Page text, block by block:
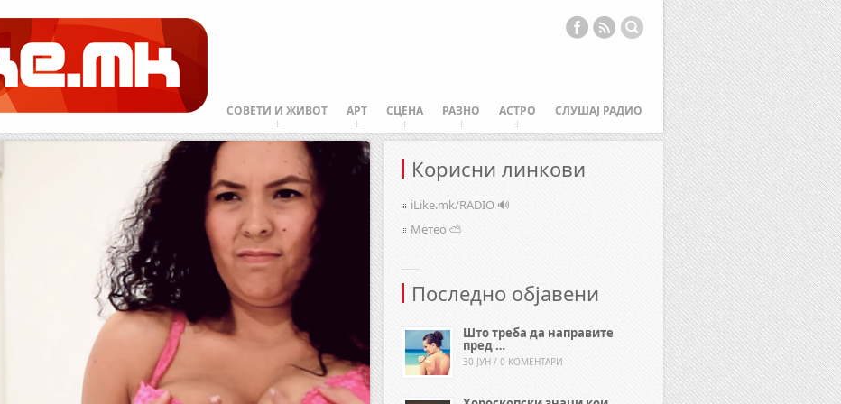
СОВЕТИ И ЖИВОТ АРТ СЦЕНА РАЗНО АСТРО СЛУШАЈ РАДИО
Корисни линкови
iLike.mk/RADIO 🔊
Метео ⛅
Последно објавени
Што треба да направите
пред …
30 ЈУН / 0 КОМЕНТАРИ